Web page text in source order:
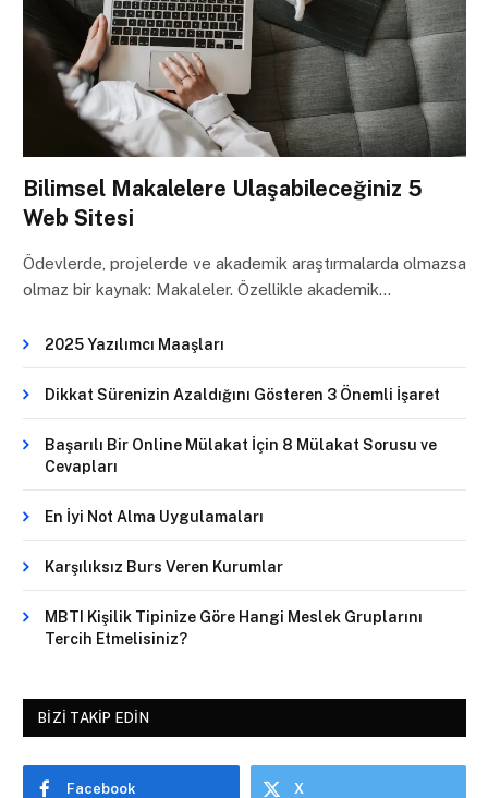
Bilimsel Makalelere Ulaşabileceğiniz 5
Web Sitesi
Ödevlerde, projelerde ve akademik araştırmalarda olmazsa
olmaz bir kaynak: Makaleler. Özellikle akademik…
2025 Yazılımcı Maaşları
Dikkat Sürenizin Azaldığını Gösteren 3 Önemli İşaret
Başarılı Bir Online Mülakat İçin 8 Mülakat Sorusu ve
Cevapları
En İyi Not Alma Uygulamaları
Karşılıksız Burs Veren Kurumlar
MBTI Kişilik Tipinize Göre Hangi Meslek Gruplarını
Tercih Etmelisiniz?
BIZI TAKIP EDIN
Facebook X